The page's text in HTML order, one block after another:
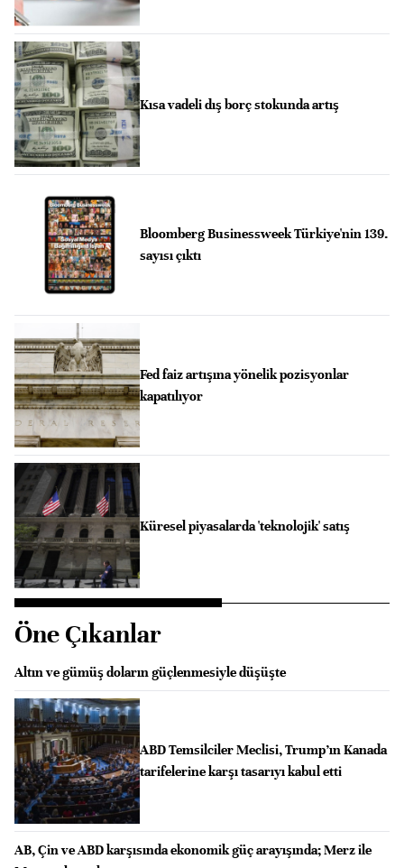
Kısa vadeli dış borç stokunda artış
Bloomberg Businessweek Türkiye'nin 139.
sayısı çıktı
Fed faiz artışına yönelik pozisyonlar
kapatılıyor
Küresel piyasalarda 'teknolojik' satış
Öne Çıkanlar
Altın ve gümüş doların güçlenmesiyle düşüşte
ABD Temsilciler Meclisi, Trump’ın Kanada
tarifelerine karşı tasarıyı kabul etti
AB, Çin ve ABD karşısında ekonomik güç arayışında; Merz ile